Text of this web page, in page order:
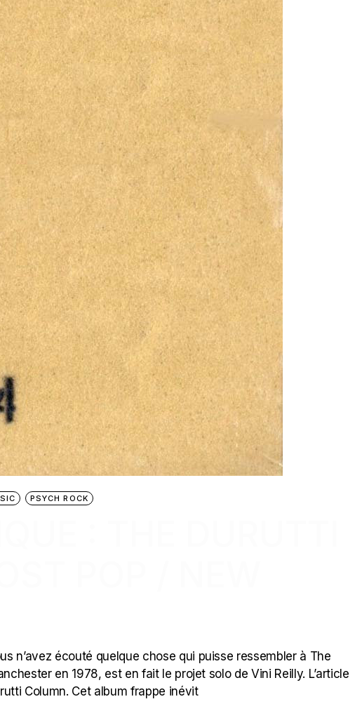
PSYCH ROCK
n’avez écouté quelque chose qui puisse ressembler à The
en 1978, est en fait le projet solo de Vini Reilly. L’article
Column. Cet album frappe inévit